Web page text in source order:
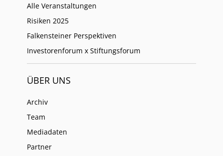
Alle Veranstaltungen
Risiken 2025
Falkensteiner Perspektiven
Investorenforum x Stiftungsforum
ÜBER UNS
Archiv
Team
Mediadaten
Partner